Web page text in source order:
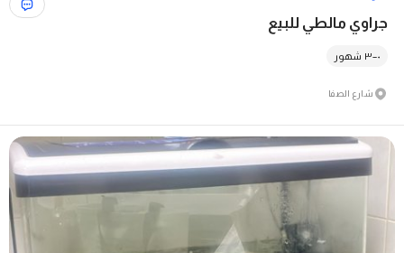
جراوي مالطي للبيع
٠–٣ شهور
شارع الصفا